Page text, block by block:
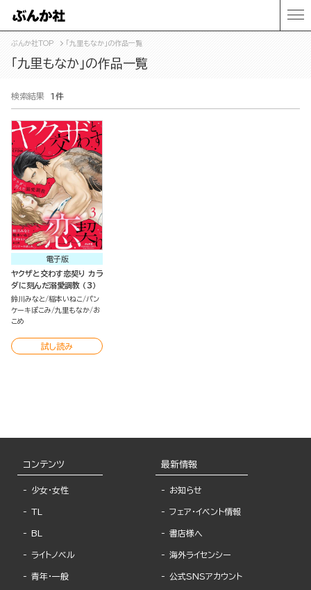
ぶんか社TOP 「九里もなか」の作品一覧
「九里もなか」の作品一覧
検索結果 1件
電子版
ヤクザと交わす恋契り カラ
ダに刻んだ溺愛調教 （3）
鈴川みなと 稲本いねこ
パン
ケーキぽこみ 九里もなか お
こめ
試し読み
コンテンツ
少女・女性
TL
BL
ライトノベル
青年・一般
最新情報
お知らせ
フェア・イベント情報
書店様へ
海外ライセンシー
公式SNSアカウント